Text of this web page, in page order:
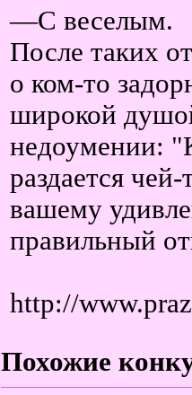
—С веселым.
После таких
о ком-то
широкой
недоумении:
раздается
вашему
правильный
http://
Похожие